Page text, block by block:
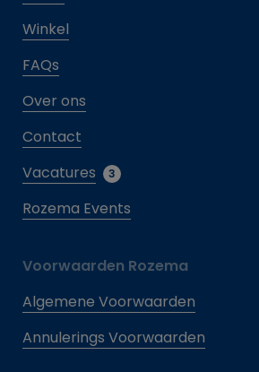
Winkel
FAQs
Over ons
Contact
Vacatures
3
Rozema Events
Voorwaarden Rozema
Algemene Voorwaarden
Annulerings Voorwaarden